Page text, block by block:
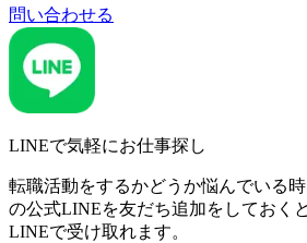
問い合わせる
LINEで気軽にお仕事探し
転職活動をするかどうか悩んでいる
の公式LINEを友だち追加をしておく
LINEで受け取れます。